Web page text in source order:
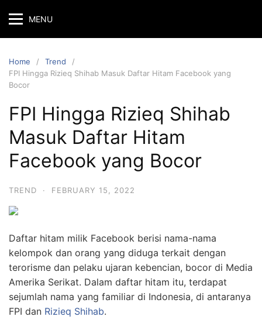
MENU
Home
Trend
FPI Hingga Rizieq Shihab Masuk Daftar Hitam Facebook yang
Bocor
FPI Hingga Rizieq Shihab
Masuk Daftar Hitam
Facebook yang Bocor
TREND · FEBRUARY 15, 2022
Daftar hitam milik Facebook berisi nama-nama
kelompok dan orang yang diduga terkait dengan
terorisme dan pelaku ujaran kebencian, bocor di Media
Amerika Serikat. Dalam daftar hitam itu, terdapat
sejumlah nama yang familiar di Indonesia, di antaranya
FPI dan Rizieq Shihab.